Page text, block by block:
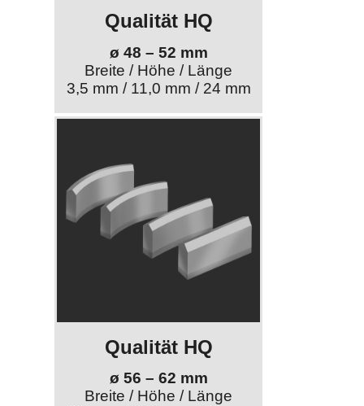
Qualität HQ
ø 48 – 52 mm
Breite / Höhe / Länge
3,5 mm / 11,0 mm / 24 mm
Qualität HQ
ø 56 – 62 mm
Breite / Höhe / Länge